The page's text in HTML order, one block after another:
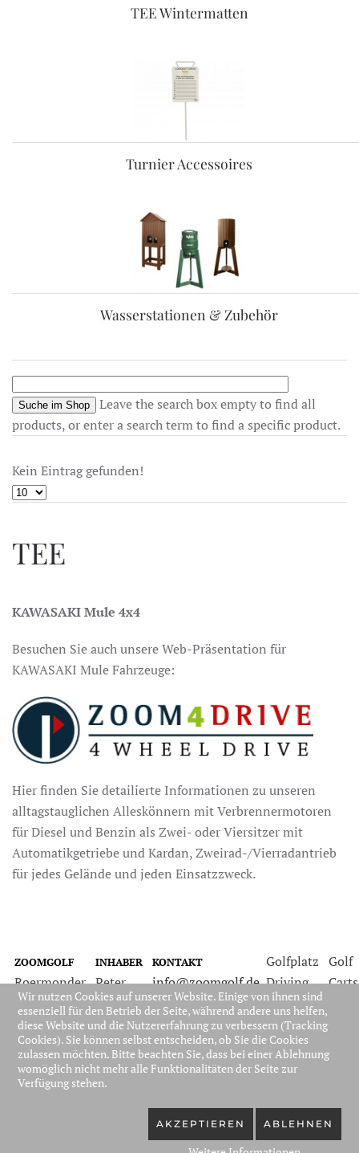
TEE Wintermatten
Turnier Accessoires
Wasserstationen & Zubehör
Leave the search box empty to find all
products, or enter a search term to find a specific product.
Kein Eintrag gefunden!
TEE
KAWASAKI Mule 4x4
Besuchen Sie auch unsere Web-Präsentation für
KAWASAKI Mule Fahrzeuge:
Hier finden Sie detailierte Informationen zu unseren
alltagstauglichen Alleskönnern mit Verbrennermotoren
für Diesel und Benzin als Zwei- oder Viersitzer mit
Automatikgetriebe und Kardan, Zweirad-/Vierradantrieb
für jedes Gelände und jeden Einsatzzweck.
ZOOMGOLF
Roermonder
Bahn 25
41844
Wegberg
INHABER
Peter
Barbian
Tel.: +49
(0)2436-
3827664
KONTAKT
info@zoomgolf.de
www.zoomgolf.de
Golfplatz
Driving
Range
Range
Golf
Carts
Datenschutzerklärung|Liefer- und
Zahlungsbedingungen|AGB|IMPRESSUM|KONTAKT
Wir nutzen Cookies auf unserer Website. Einige von ihnen sind
essenziell für den Betrieb der Seite, während andere uns helfen,
diese Website und die Nutzererfahrung zu verbessern (Tracking
Cookies). Sie können selbst entscheiden, ob Sie die Cookies
zulassen möchten. Bitte beachten Sie, dass bei einer Ablehnung
womöglich nicht mehr alle Funktionalitäten der Seite zur
Verfügung stehen.
AKZEPTIEREN ABLEHNEN